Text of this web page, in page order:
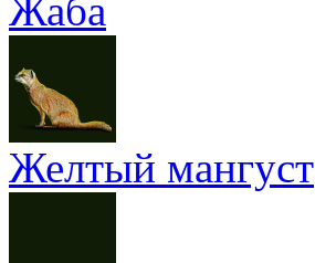
Жаба
Желтый мангуст